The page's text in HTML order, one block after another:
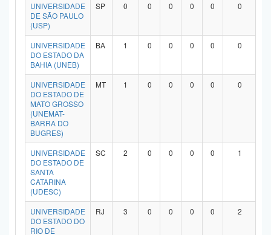
UNIVERSIDADE
DE SÃO PAULO
(USP)
SP 0 0 0 0 0 0
UNIVERSIDADE
DO ESTADO DA
BAHIA (UNEB)
BA 1 0 0 0 0 0
UNIVERSIDADE
DO ESTADO DE
MATO GROSSO
(UNEMAT-
BARRA DO
BUGRES)
MT 1 0 0 0 0 0
UNIVERSIDADE
DO ESTADO DE
SANTA
CATARINA
(UDESC)
SC 2 0 0 0 0 1
UNIVERSIDADE
DO ESTADO DO
RIO DE
RJ 3 0 0 0 0 2